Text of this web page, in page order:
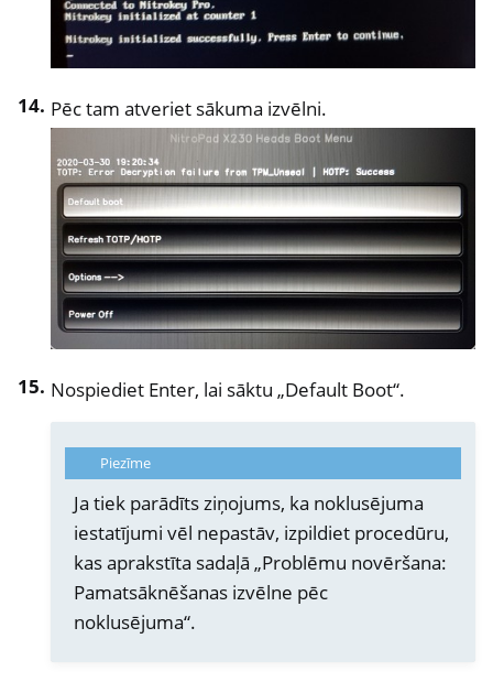
Pēc tam atveriet sākuma izvēlni.
Nospiediet Enter, lai sāktu „Default Boot“.
Piezīme
Ja tiek parādīts ziņojums, ka noklusējuma
iestatījumi vēl nepastāv, izpildiet procedūru,
kas aprakstīta sadaļā „Problēmu novēršana:
Pamatsāknēšanas izvēlne pēc
noklusējuma“.